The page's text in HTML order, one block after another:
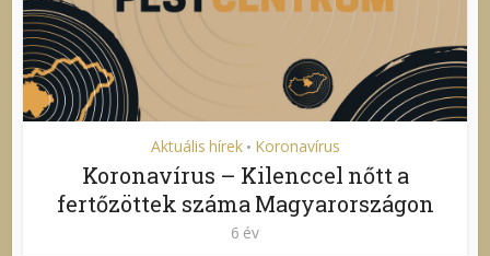
Aktuális hírek • Koronavírus
Koronavírus – Kilenccel nőtt a
fertőzöttek száma Magyarországon
6 év